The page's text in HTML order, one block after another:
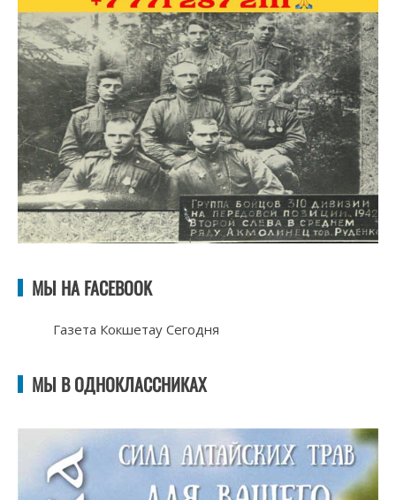
МЫ НА FACEBOOK
Газета Кокшетау Сегодня
МЫ В ОДНОКЛАССНИКАХ